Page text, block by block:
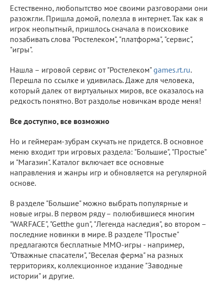
Естественно, любопытство мое своими разговорами они
разожгли. Пришла домой, полезла в интернет. Так как я
игрок неопытный, пришлось сначала в поисковике
позабивать слова "Ростелеком", "платформа", "сервис",
"игры".
Нашла – игровой сервис от "Ростелеком"games.rt.ru.
Перешла по ссылке и удивилась. Даже для человека,
который далек от виртуальных миров, все оказалось на
редкость понятно. Вот раздолье новичкам вроде меня!
Все доступно, все возможно
Но и геймерам-зубрам скучать не придется. В основное
меню входит три игровых раздела: "Большие", "Простые"
и "Магазин". Каталог включает все основные
направления и жанры игр и обновляется на регулярной
основе.
В разделе "Большие" можно выбрать популярные и
новые игры. В первом ряду – полюбившиеся многим
"WARFACE", "Getthe gun", "Легенда наследия", во втором –
последние новинки в мире. В разделе "Простые"
предлагаются бесплатные MMO-игры - например,
"Отважные спасатели", "Веселая ферма" на разных
территориях, коллекционное издание "Заводные
истории" и другие.